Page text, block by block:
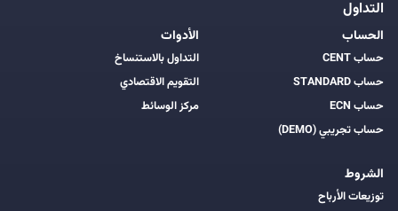
التداول
الحساب
حساب CENT
حساب STANDARD
حساب ECN
حساب تجريبي (DEMO)
الشروط
توزيعات الأرباح
الأدوات
التداول بالاستنساخ
التقويم الاقتصادي
مركز الوسائط